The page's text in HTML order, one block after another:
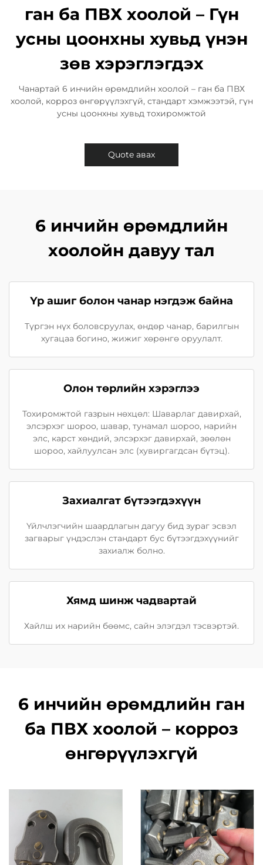
ган ба ПВХ хоолой – Гүн
усны цоонхны хувьд үнэн
зөв хэрэглэгдэх
Чанартай 6 инчийн өрөмдлийн хоолой – ган ба ПВХ
хоолой, корроз өнгөрүүлэхгүй, стандарт хэмжээтэй, гүн
усны цоонхны хувьд тохиромжтой
Quote авах
6 инчийн өрөмдлийн
хоолойн давуу тал
Үр ашиг болон чанар нэгдэж байна
Түргэн нүх боловсруулах, өндөр чанар, барилгын
хугацаа богино, жижиг хөрөнгө оруулалт.
Олон төрлийн хэрэглээ
Тохиромжтой газрын нөхцөл: Шаварлаг давирхай,
элсэрхэг шороо, шавар, тунамал шороо, нарийн
элс, карст хөндий, элсэрхэг давирхай, зөөлөн
шороо, хайлуулсан элс (хувиргагдсан бүтэц).
Захиалгат бүтээгдэхүүн
Үйлчлэгчийн шаардлагын дагуу бид зураг эсвэл
загварыг үндэслэн стандарт бус бүтээгдэхүүнийг
захиалж болно.
Хямд шинж чадвартай
Хайлш их нарийн бөөмс, сайн элэгдэл тэсвэртэй.
6 инчийн өрөмдлийн ган
ба ПВХ хоолой – корроз
өнгөрүүлэхгүй